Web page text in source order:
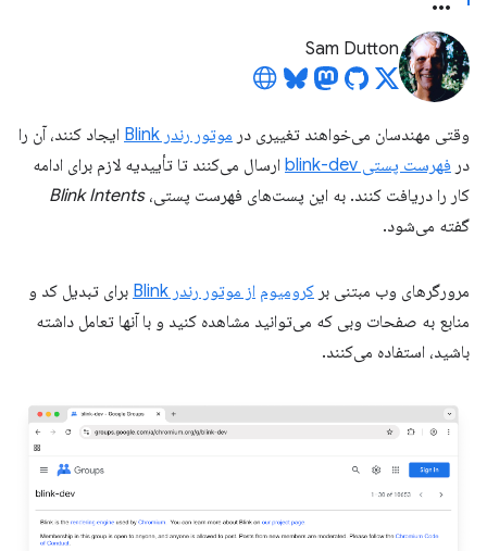
Sam Dutton
وقتی مهندسان می‌خواهند تغییری در موتور رندر Blink
ایجاد کنند، آن را
در فهرست پستی blink-dev
ارسال می‌کنند تا تأییدیه لازم برای ادامه
کار را دریافت کنند. به این پست‌های فهرست پستی،Blink Intents
گفته می‌شود.
مرورگرهای وب مبتنی بر کرومیوم از موتور رندر Blink
برای تبدیل کد و
منابع به صفحات وبی که می‌توانید مشاهده کنید و با آنها تعامل داشته
باشید، استفاده می‌کنند.